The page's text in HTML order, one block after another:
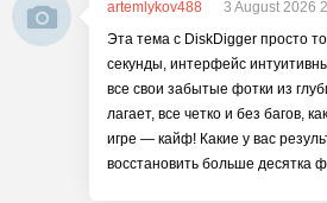
artemlykov488
3 August 2026
Эта тема с DiskDigger просто
секунды, интерфейс
все свои забытые фотки из
лагает, все четко и без багов,
игре — кайф! Какие у вас
восстановить больше десятка